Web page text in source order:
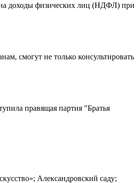
на доходы физических лиц (НДФЛ) при
смогут не только консультировать
правящая партия "Братья
Александровский саду;